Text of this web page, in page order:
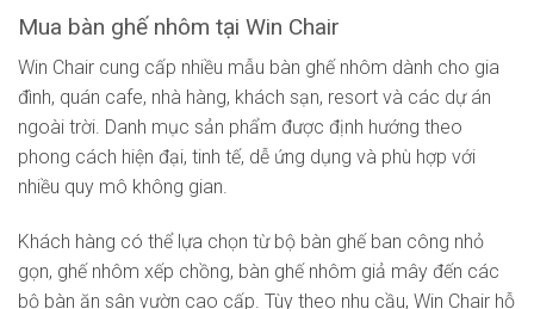
Mua bàn ghế nhôm tại Win Chair
Win Chair cung cấp nhiều mẫu bàn ghế nhôm dành cho gia
đình, quán cafe, nhà hàng, khách sạn, resort và các dự án
ngoài trời. Danh mục sản phẩm được định hướng theo
phong cách hiện đại, tinh tế, dễ ứng dụng và phù hợp với
nhiều quy mô không gian.
Khách hàng có thể lựa chọn từ bộ bàn ghế ban công nhỏ
gọn, ghế nhôm xếp chồng, bàn ghế nhôm giả mây đến các
bộ bàn ăn sân vườn cao cấp. Tùy theo nhu cầu, Win Chair hỗ